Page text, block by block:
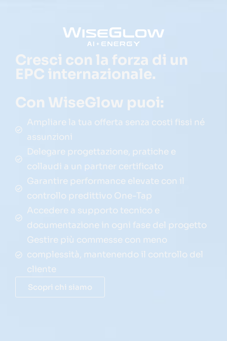
Cresci con la forza di un
EPC internazionale.
Con WiseGlow puoi:
Ampliare la tua offerta senza costi fissi né
assunzioni
Delegare progettazione, pratiche e
collaudi a un partner certificato
Garantire performance elevate con il
controllo predittivo One-Tap
Accedere a supporto tecnico e
documentazione in ogni fase del progetto
Gestire più commesse con meno
complessità, mantenendo il controllo del
cliente
Scopri chi siamo